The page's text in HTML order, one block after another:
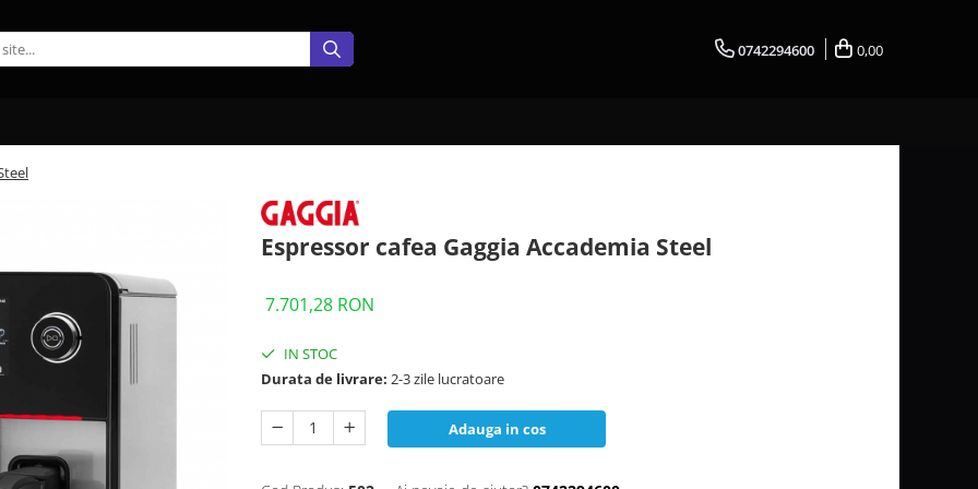
0742294600 0,00
Espressor cafea Gaggia Accademia Steel
7.701,28 RON
IN STOC
Durata de livrare: 2-3 zile lucratoare
Adauga in cos